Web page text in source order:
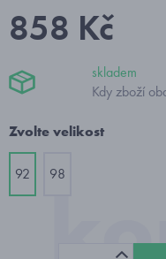
858 Kč
skladem
Kdy zboží
Zvolte velikost
92 98